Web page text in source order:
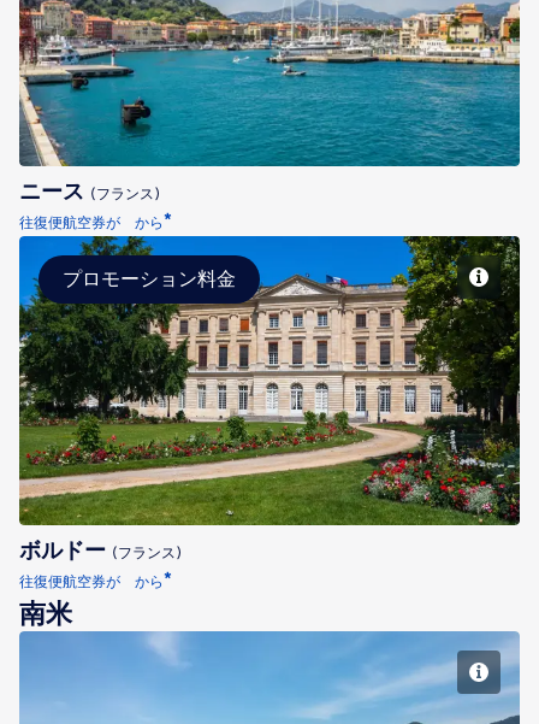
ニース
ニース (フランス)
往復便航空券が から*
ボルドー
プロモーション料金
ボルドー (フランス)
往復便航空券が から*
南米